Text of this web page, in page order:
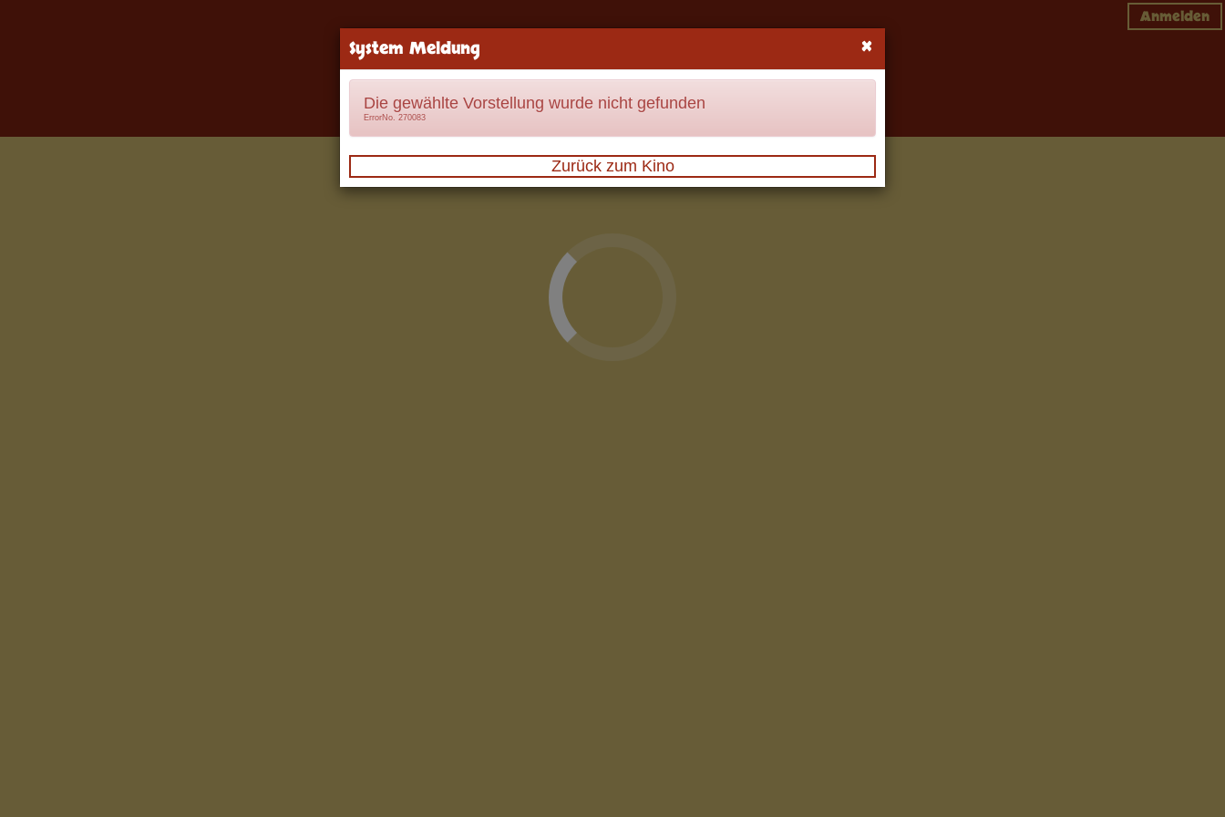
Anmelden
×
System Meldung
Die gewählte Vorstellung wurde nicht gefunden
ErrorNo. 270083
Zurück zum Kino